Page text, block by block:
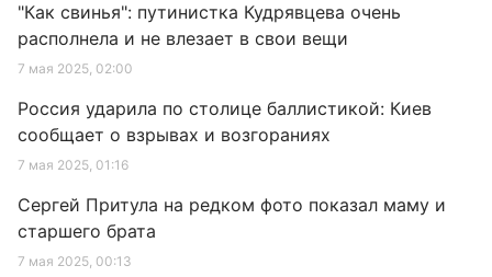
"Как свинья": путинистка Кудрявцева очень
располнела и не влезает в свои вещи
7 мая 2025, 02:00
Россия ударила по столице баллистикой: Киев
сообщает о взрывах и возгораниях
7 мая 2025, 01:16
Сергей Притула на редком фото показал маму и
старшего брата
7 мая 2025, 00:13